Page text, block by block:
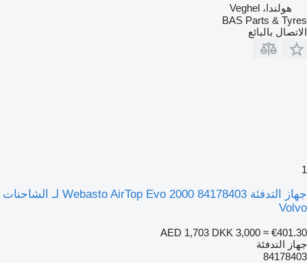
هولندا، Veghel
BAS Parts & Tyres
الاتصال بالبائع
1
جهاز التدفئة Webasto AirTop Evo 2000 84178403 لـ الشاحنات
Volvo
AED 1,703 DKK 3,000 ≈ €401.30
جهاز التدفئة
84178403